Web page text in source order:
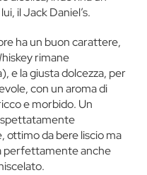
il Jack Daniel’s.
ha un buon carattere,
rimane
e la giusta dolcezza, per
con un aroma di
e morbido. Un
ottimo da bere liscio ma
perfettamente anche